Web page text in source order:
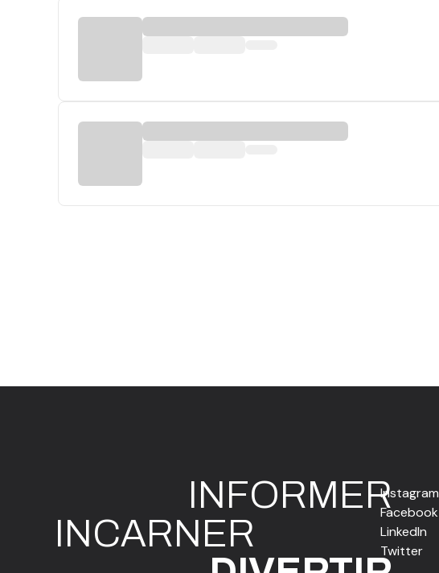
INFORMER
INCARNER
Instagram
Facebook
LinkedIn
Twitter